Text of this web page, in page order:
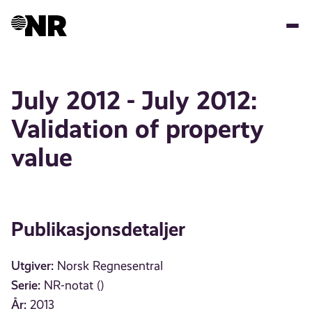
July 2012 - July 2012:
Validation of property
value
Publikasjonsdetaljer
Utgiver: Norsk Regnesentral
Serie: NR-notat ()
År: 2013